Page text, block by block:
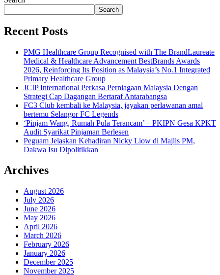
Search
Recent Posts
PMG Healthcare Group Recognised with The BrandLaureate
Medical & Healthcare Advancement BestBrands Awards
2026, Reinforcing Its Position as Malaysia’s No.1 Integrated
Primary Healthcare Group
JCIP International Perkasa Perniagaan Malaysia Dengan
Strategi Cap Dagangan Bertaraf Antarabangsa
FC3 Club kembali ke Malaysia, jayakan perlawanan amal
bertemu Selangor FC Legends
‘Pinjam Wang, Rumah Pula Terancam’ – PKIPN Gesa KPKT
Audit Syarikat Pinjaman Berlesen
Peguam Jelaskan Kehadiran Nicky Liow di Majlis PM,
Dakwa Isu Dipolitikkan
Archives
August 2026
July 2026
June 2026
May 2026
April 2026
March 2026
February 2026
January 2026
December 2025
November 2025